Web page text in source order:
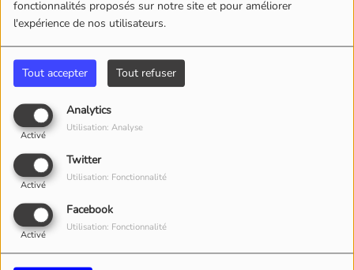
fonctionnalités proposés sur notre site et pour améliorer
l'expérience de nos utilisateurs.
Tout accepter Tout refuser
Analytics
Activé
Utilisation: Analyse
Twitter
Activé
Utilisation: Fonctionnalité
Facebook
Activé
Utilisation: Fonctionnalité